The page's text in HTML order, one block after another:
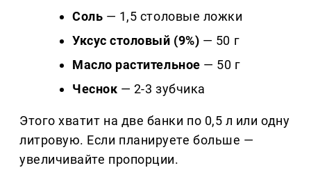
Соль — 1,5 столовые ложки
Уксус столовый (9%) — 50 г
Масло растительное — 50 г
Чеснок — 2-3 зубчика
Этого хватит на две банки по 0,5 л или одну
литровую. Если планируете больше —
увеличивайте пропорции.